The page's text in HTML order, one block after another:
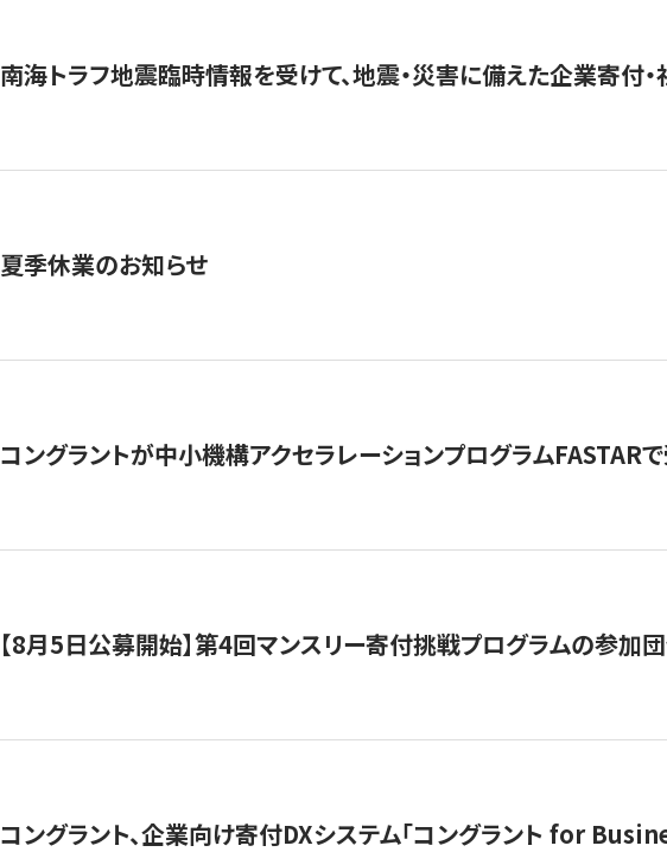
南海トラフ地震臨時情報を受けて、地震・災害に備えた企業寄付
夏季休業のお知らせ
コングラントが中小機構アクセラレーションプログラムFASTAR
【8月5日公募開始】第4回マンスリー寄付挑戦プログラムの参加
コングラント、企業向け寄付DXシステム「コングラント for